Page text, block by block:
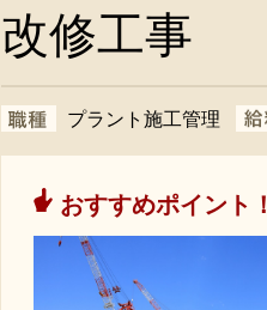
改修工事
プラント施工管理
おすすめポイント！